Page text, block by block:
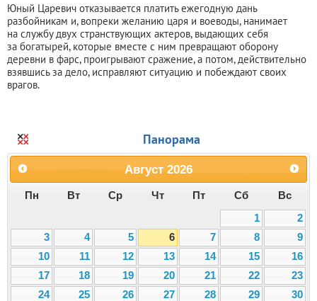
Юный Царевич отказывается платить ежегодную дань
разбойникам и, вопреки желанию царя и воеводы, нанимает
на службу двух странствующих актеров, выдающих себя
за богатырей, которые вместе с ним превращают оборону
деревни в фарс, проигрывают сражение, а потом, действительно
взявшись за дело, исправляют ситуацию и побеждают своих
врагов.
Панорама
Август 2026
Пн Вт Ср Чт Пт Сб
Вс
1
2
3
4 5 6 7 8
9
10
11 12 13 14 15
16
17
18 19 20 21 22
23
24
25 26 27 28 29
30